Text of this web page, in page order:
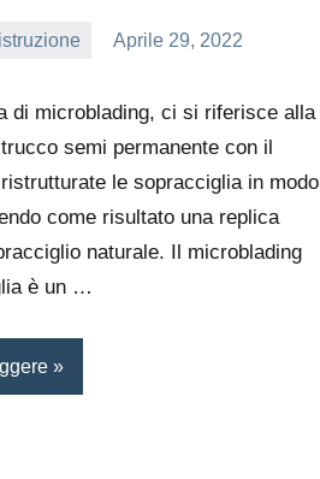
istruzione
Aprile 29, 2022
di microblading, ci si riferisce alla
semi permanente con il
le sopracciglia in modo
come risultato una replica
naturale. Il microblading
è un …